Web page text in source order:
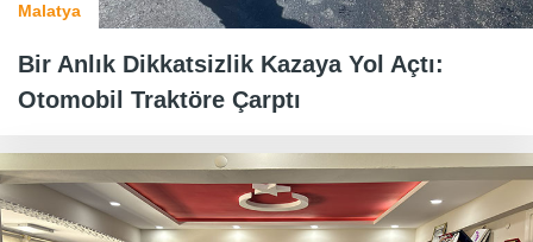
Malatya
Bir Anlık Dikkatsizlik Kazaya Yol Açtı:
Otomobil Traktöre Çarptı